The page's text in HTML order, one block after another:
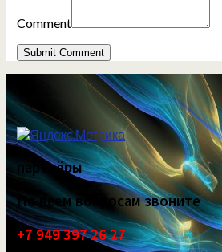
Comment
партнёры
По всем вопросам звоните
+7 949 397 26 27